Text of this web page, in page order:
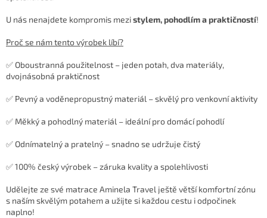
U nás nenajdete kompromis mezistylem, pohodlím a praktičností!
Proč se nám tento výrobek líbí?
✅ Oboustranná použitelnost – jeden potah, dva materiály,
dvojnásobná praktičnost
✅ Pevný a voděnepropustný materiál – skvělý pro venkovní aktivity
✅ Měkký a pohodlný materiál – ideální pro domácí pohodlí
✅ Odnímatelný a pratelný – snadno se udržuje čistý
✅ 100% český výrobek – záruka kvality a spolehlivosti
Udělejte ze své matrace Aminela Travel ještě větší komfortní zónu
s naším skvělým potahem a užijte si každou cestu i odpočinek
naplno!